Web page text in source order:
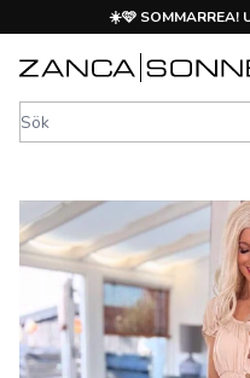
☀️🩷 SOMMARREA!